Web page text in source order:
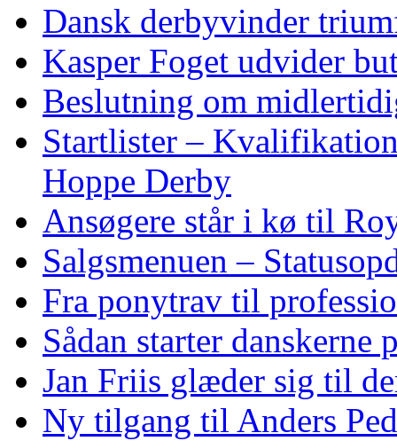
Dansk derbyvinder
Kasper Foget udvider
Beslutning om
Startlister –
Hoppe Derby
Ansøgere står i kø til
Salgsmenuen –
Fra ponytrav til
Sådan starter danskerne
Jan Friis glæder sig til
Ny tilgang til Anders